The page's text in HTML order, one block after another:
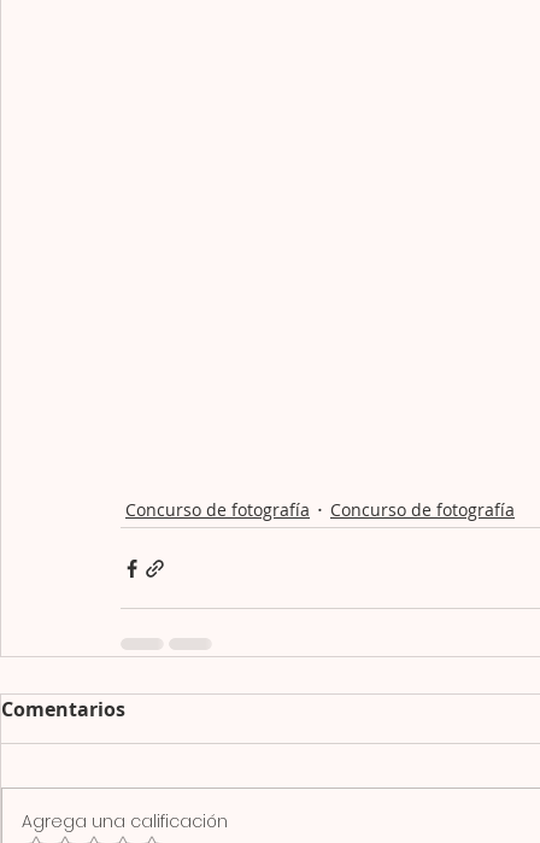
Concurso de fotografía Concurso de fotografía
Comentarios
Agrega una calificación